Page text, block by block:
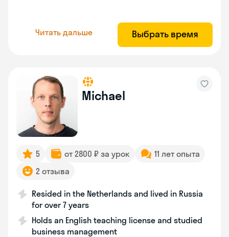
Читать дальше Выбрать время
Michael
5 от 2800 ₽ за урок
11 лет опыта
2 отзыва
Resided in the Netherlands and lived in Russia
for over 7 years
Holds an English teaching license and studied
business management